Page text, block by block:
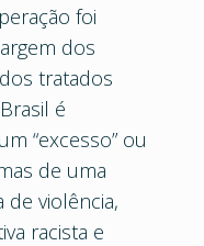
foi
dos
tratados
é
“excesso” ou
de uma
de violência,
racista e